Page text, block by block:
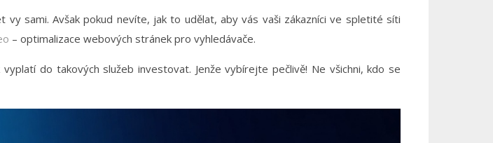
sami. Avšak pokud nevíte, jak to udělat, aby vás vaši zákazníci ve spletité síti
– optimalizace webových stránek pro vyhledávače.
do takových služeb investovat. Jenže vybírejte pečlivě! Ne všichni, kdo se